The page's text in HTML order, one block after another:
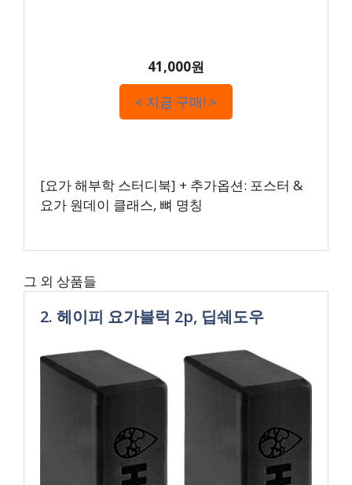
41,000원
< 지금 구매! >
[요가 해부학 스터디북] + 추가옵션: 포스터 &
요가 원데이 클래스, 뼈 명칭
그 외 상품들
2. 헤이피 요가블럭 2p, 딥쉐도우